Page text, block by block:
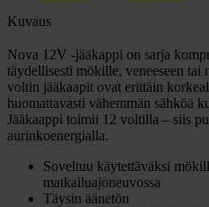
Kuvaus
Nova 12V -jääkappi on sarja
täydellisesti mökille, veneeseen tai
voltin jääkaapit ovat erittäin
huomattavasti vähemmän sähköä
Jääkaappi toimii 12 voltilla – siis
aurinkoenergialla.
Soveltuu käytettäväksi
matkailuajoneuvossa
Täysin äänetön